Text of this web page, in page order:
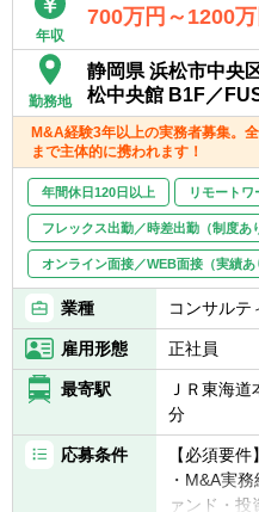
〈アシスタ
■他会計事
あれば尚可
■流暢なバ
く話す読む
と）
■Microsoft
スキル
年収
700万円～1200万
勤務地
静岡県 浜松市中央
松中央館 B1F／
M&A経験3年以上の実務者募集。
まで主体的に携われます！
年間休日120日以上 リモートワ
フレックス出勤／時差出勤（制度あ
オンライン面接／WEB面接（実績あ
業種 コンサルテ
雇用形態 正社員
最寄駅
ＪＲ東海
分
応募条件
【必須要件】
・M&A実
ァンド・投